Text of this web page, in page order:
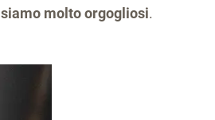
siamo molto orgogliosi.